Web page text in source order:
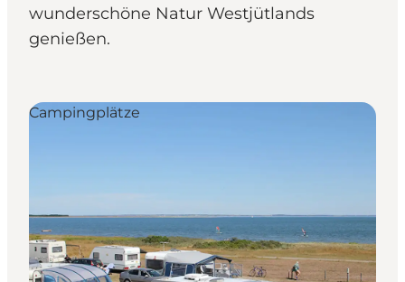
wunderschöne Natur Westjütlands
genießen.
Campingplätze